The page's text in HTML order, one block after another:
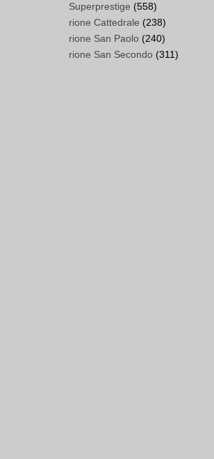
Superprestige (558)
rione Cattedrale (238)
rione San Paolo (240)
rione San Secondo (311)